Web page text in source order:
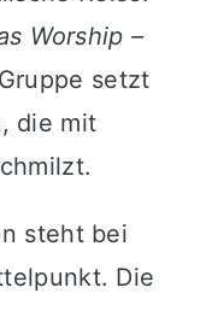
Worship –
setzt
die mit
steht bei
Die